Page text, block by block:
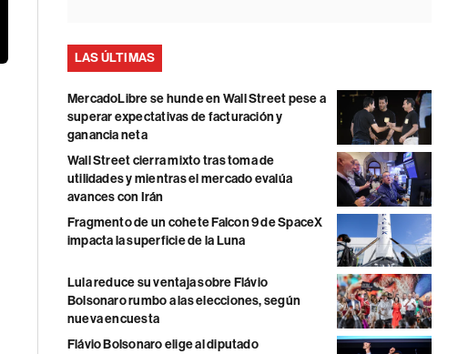
LAS ÚLTIMAS
MercadoLibre se hunde en Wall Street pese a
superar expectativas de facturación y
ganancia neta
Wall Street cierra mixto tras toma de
utilidades y mientras el mercado evalúa
avances con Irán
Fragmento de un cohete Falcon 9 de SpaceX
impacta la superficie de la Luna
Lula reduce su ventaja sobre Flávio
Bolsonaro rumbo a las elecciones, según
nueva encuesta
Flávio Bolsonaro elige al diputado